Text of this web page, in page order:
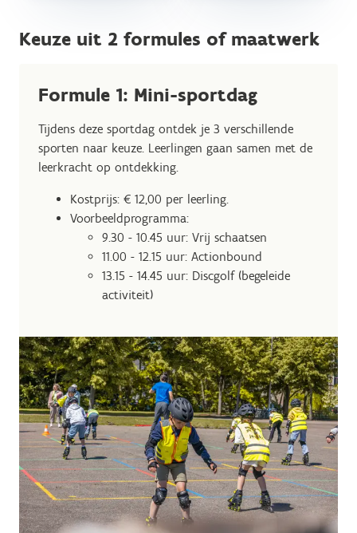
Keuze uit 2 formules of maatwerk
Formule 1: Mini-sportdag
Tijdens deze sportdag ontdek je 3 verschillende
sporten naar keuze. Leerlingen gaan samen met de
leerkracht op ontdekking.
Kostprijs: € 12,00 per leerling.
Voorbeeldprogramma:
9.30 - 10.45 uur: Vrij schaatsen
11.00 - 12.15 uur: Actionbound
13.15 - 14.45 uur: Discgolf (begeleide
activiteit)